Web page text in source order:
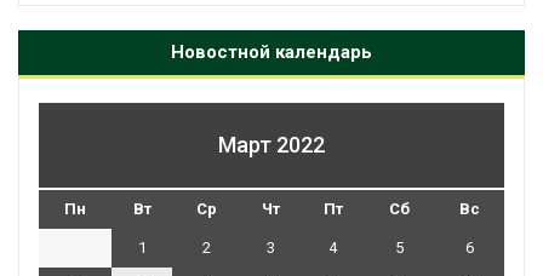
Новостной календарь
Март 2022
Пн Вт Ср Чт Пт Сб Вс
1 2 3 4 5 6